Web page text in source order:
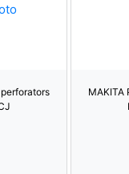
MAKITA